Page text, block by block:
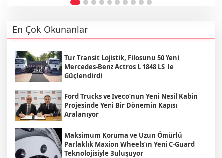
En Çok Okunanlar
Tur Transit Lojistik, Filosunu 50 Yeni
Mercedes-Benz Actros L 1848 LS ile
Güçlendirdi
Ford Trucks ve Iveco’nun Yeni Nesil Kabin
Projesinde Yeni Bir Dönemin Kapısı
Aralanıyor
Maksimum Koruma ve Uzun Ömürlü
Parlaklık Maxion Wheels’ın Yeni C-Guard
Teknolojisiyle Buluşuyor